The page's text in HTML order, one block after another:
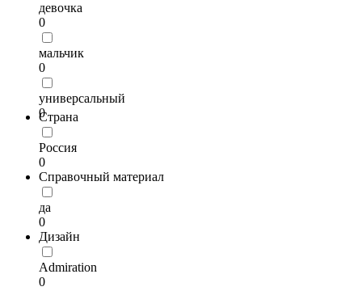
девочка
0
мальчик
0
универсальный
0
Страна
Россия
0
Справочный материал
да
0
Дизайн
Admiration
0